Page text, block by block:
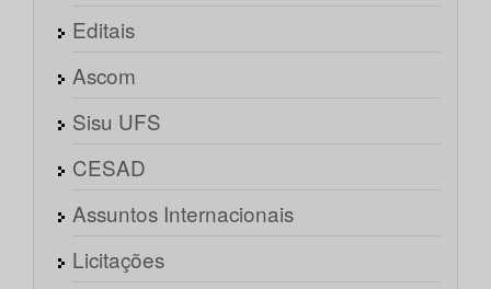
Editais
Ascom
Sisu UFS
CESAD
Assuntos Internacionais
Licitações